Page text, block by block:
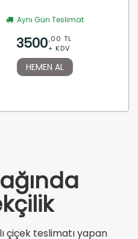
Aynı Gün Teslimat
3500,00 TL
+ KDV
HEMEN AL
çiçek teslimatı yapan